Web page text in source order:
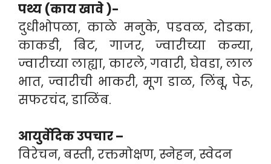
पथ्य (काय खावे )-
दुधीभोपळा, काळे मनुके, पडवळ, दोडका,
काकडी, बिट, गाजर, ज्वारीच्या कन्या,
ज्वारीच्या लाह्या, कारले, गवारी, घेवडा, लाल
भात, ज्वारीची भाकरी, मूग डाळ, लिंबू, पेरू,
सफरचंद, डाळिंब.
आयुर्वेदिक उपचार –
विरेचन, बस्ती, रक्तमोक्षण, स्नेहन, स्वेदन